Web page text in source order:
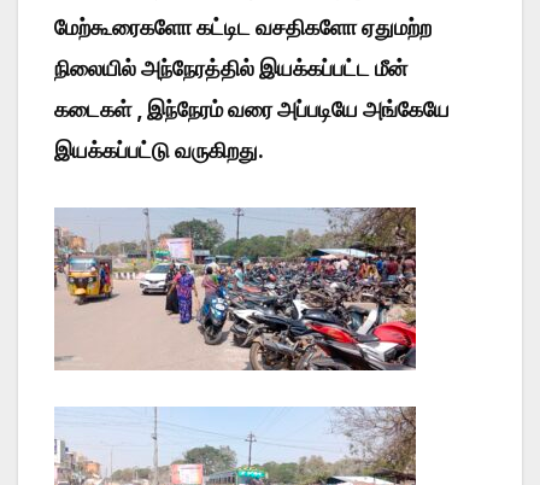
மேற்கூரைகளோ கட்டிட வசதிகளோ ஏதுமற்ற
நிலையில் அந்நேரத்தில் இயக்கப்பட்ட மீன்
கடைகள் , இந்நேரம் வரை அப்படியே அங்கேயே
இயக்கப்பட்டு வருகிறது.